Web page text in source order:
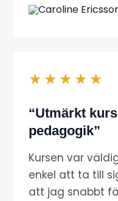
★★★★★
“Utmärkt
pedagogik”
Kursen var
enkel att ta till
att jag snabbt